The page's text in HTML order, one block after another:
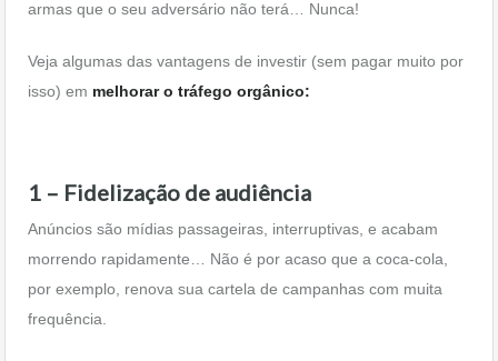
armas que o seu adversário não terá… Nunca!
Veja algumas das vantagens de investir (sem pagar muito por
isso) em melhorar o tráfego orgânico:
1 – Fidelização de audiência
Anúncios são mídias passageiras, interruptivas, e acabam
morrendo rapidamente… Não é por acaso que a coca-cola,
por exemplo, renova sua cartela de campanhas com muita
frequência.